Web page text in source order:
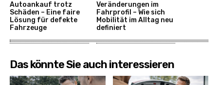
Autoankauf trotz
Schäden – Eine faire
Lösung für defekte
Fahrzeuge
Veränderungen im
Fahrprofil – Wie sich
Mobilität im Alltag neu
definiert
Das könnte Sie auch interessieren